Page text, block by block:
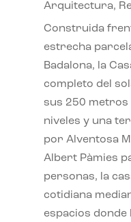
Arquitectura,
Construida
estrecha
Badalona, la
completo del
sus 250
niveles y una
por Alventosa
Albert Pàmies
personas, la
cotidiana
espacios